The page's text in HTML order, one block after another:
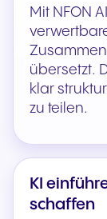
Mit NFON
übersetzt.
klar
zu teilen.
KI
schaffen